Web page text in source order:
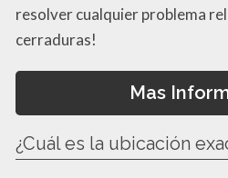
resolver cualquier problema
cerraduras!
Mas
¿Cuál es la ubicación